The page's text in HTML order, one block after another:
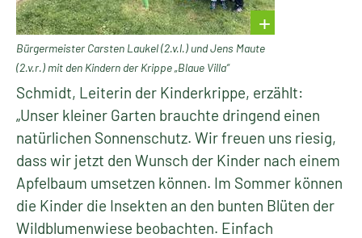
Bürgermeister Carsten Laukel (2.v.l.) und Jens Maute
(2.v.r.) mit den Kindern der Krippe „Blaue Villa“
Schmidt, Leiterin der Kinderkrippe, erzählt:
„Unser kleiner Garten brauchte dringend einen
natürlichen Sonnenschutz. Wir freuen uns riesig,
dass wir jetzt den Wunsch der Kinder nach einem
Apfelbaum umsetzen können. Im Sommer können
die Kinder die Insekten an den bunten Blüten der
Wildblumenwiese beobachten. Einfach